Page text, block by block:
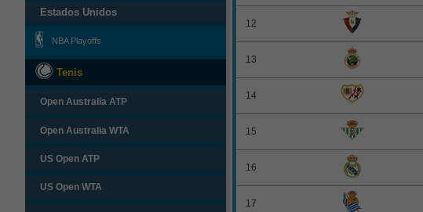
Estados Unidos
NBA Playoffs
Tenis
Open Australia ATP
Open Australia WTA
US Open ATP
US Open WTA
12
13
14
15
16
17